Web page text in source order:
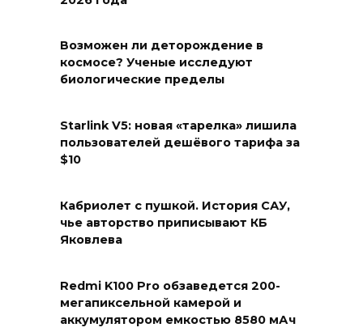
Возможен ли деторождение в
космосе? Ученые исследуют
биологические пределы
Starlink V5: новая «тарелка» лишила
пользователей дешёвого тарифа за
$10
Кабриолет с пушкой. История САУ,
чье авторство приписывают КБ
Яковлева
Redmi K100 Pro обзаведется 200-
мегапиксельной камерой и
аккумулятором емкостью 8580 мАч